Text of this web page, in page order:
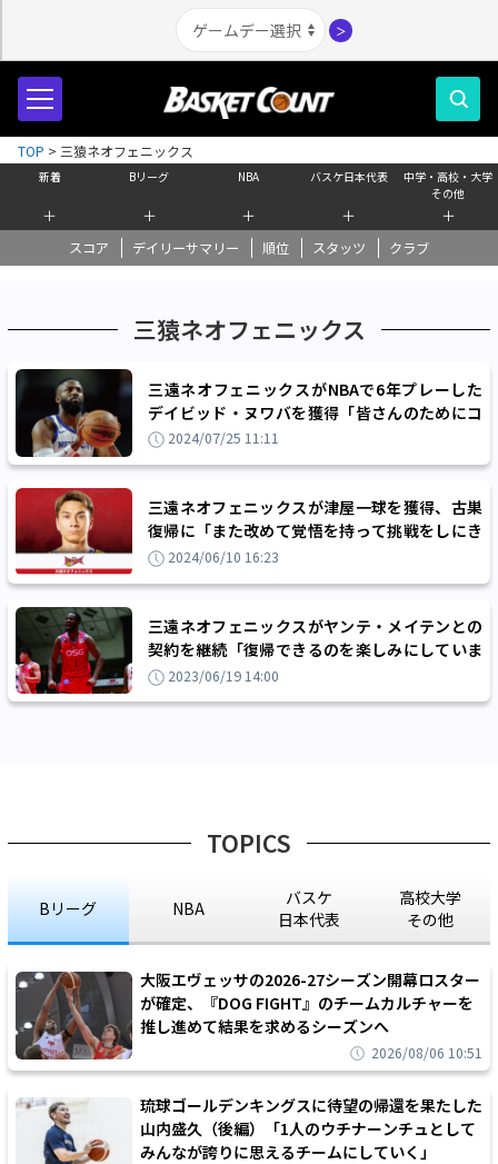
＞
新着
＋
Bリーグ
＋
NBA
＋
バスケ日本代表
＋
中学・高校・大学
その他
＋
スコア デイリーサマリー 順位 スタッツ クラブ
TOP > 三猿ネオフェニックス
三猿ネオフェニックス
三遠ネオフェニックスがNBAで6年プレーした
デイビッド・ヌワバを獲得「皆さんのためにコ
ートで全力を尽くすのが待ちきれません」
2024/07/25 11:11
三遠ネオフェニックスが津屋一球を獲得、古巣
復帰に「また改めて覚悟を持って挑戦をしにき
ました」
2024/06/10 16:23
三遠ネオフェニックスがヤンテ・メイテンとの
契約を継続「復帰できるのを楽しみにしていま
す」2023/06/19 14:00
TOPICS
Bリーグ NBA
バスケ
日本代表
高校大学
その他
大阪エヴェッサの2026-27シーズン開幕ロスター
が確定、『DOG FIGHT』のチームカルチャーを
推し進めて結果を求めるシーズンへ
2026/08/06 10:51
琉球ゴールデンキングスに待望の帰還を果たした
山内盛久（後編）「1人のウチナーンチュとして
みんなが誇りに思えるチームにしていく」